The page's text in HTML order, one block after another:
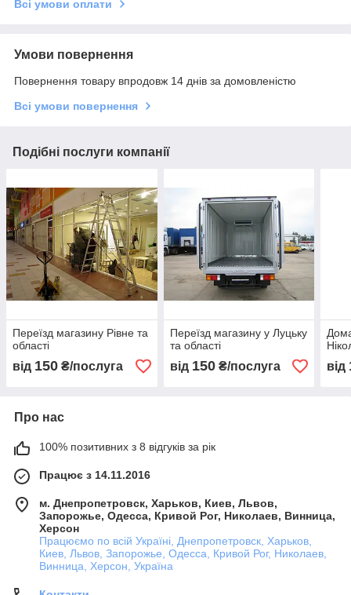
Всі умови оплати
Умови повернення
Повернення товару впродовж 14 днів за домовленістю
Всі умови повернення
Подібні послуги компанії
Переїзд магазину Рівне та
області
від 150 ₴/послуга
Переїзд магазину у Луцьку
та області
від 150₴/послуга від
Про нас
100% позитивних з 8 відгуків за рік
Працює з 14.11.2016
м. Днепропетровск, Харьков, Киев, Львов,
Запорожье, Одесса, Кривой Рог, Николаев, Винница,
Херсон
Працюємо по всій Україні, Днепропетровск, Харьков,
Киев, Львов, Запорожье, Одесса, Кривой Рог, Николаев,
Винница, Херсон, Україна